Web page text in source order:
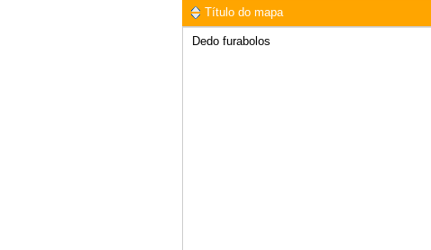
Título do mapa
Dedo furabolos